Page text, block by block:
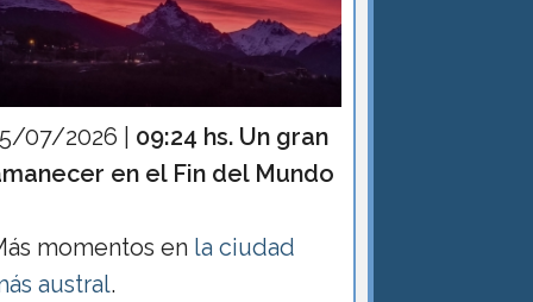
07/2026 | 09:24 hs. Un gran
en el Fin del Mundo
momentos en la ciudad
austral.